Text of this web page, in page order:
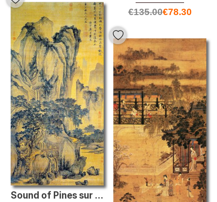
€135.00€78.30
Sound of Pines sur un chemin de montagne